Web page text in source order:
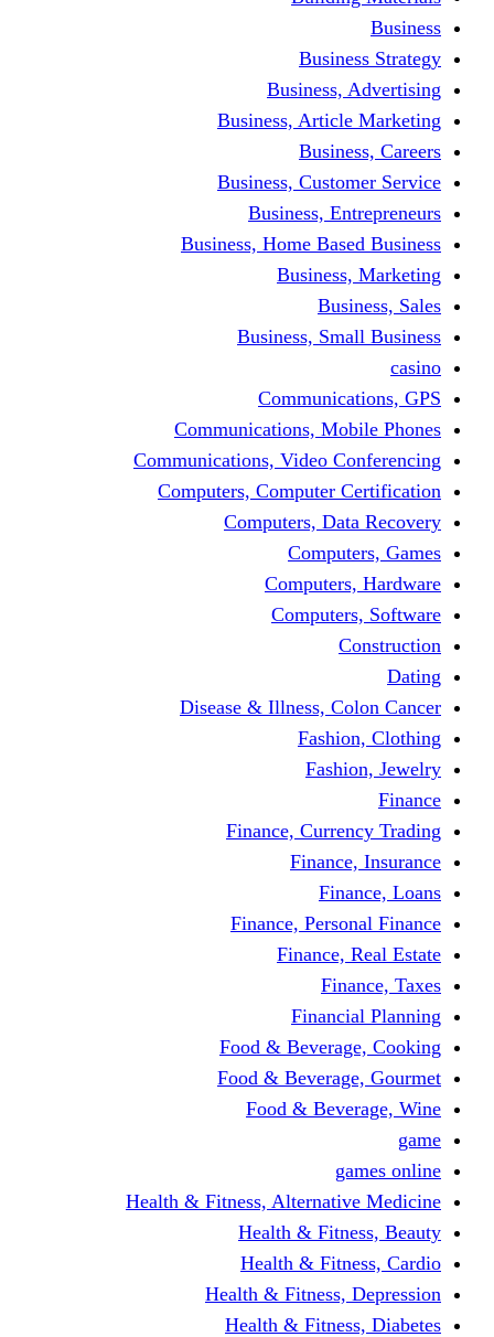
Business,
Business,
Business,
Business,
Business, Home
Business,
Communications,
Communications, Video
Computers, Computer
Computers,
Disease & Illness,
Finance,
Finance,
Finance,
Food &
Food &
Food &
Health & Fitness,
Health &
Health &
Health & Fitness,
Health &